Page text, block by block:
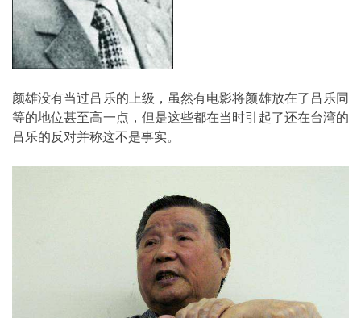
颜雄没有当过吕乐的上级，虽然有电影将颜雄放在了吕乐同
等的地位甚至高一点，但是这些都在当时引起了还在台湾的
吕乐的反对并称这不是事实。 ​